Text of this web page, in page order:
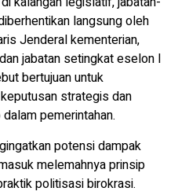
langsung oleh
Jenderal kementerian,
jabatan setingkat eselon I
bertujuan untuk
strategis dan
pemerintahan.
potensi dampak
melemahnya prinsip
politisasi birokrasi.